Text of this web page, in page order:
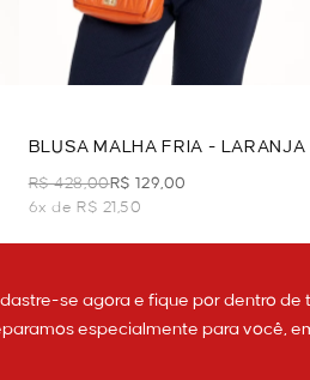
BLUSA MALHA FRIA - LARANJA
R$ 428,00R$ 129,00
6x de R$ 21,50
se agora e fique por dentro de
especialmente para você,